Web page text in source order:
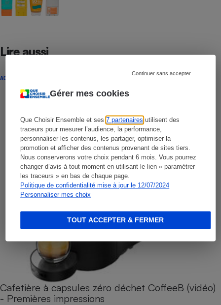
Gérer mes cookies
Que Choisir Ensemble et ses7 partenaires utilisent des
traceurs pour mesurer l’audience, la performance,
personnaliser les contenus, les partager, optimiser la
promotion et afficher des contenus provenant de sites tiers.
Nous conserverons votre choix pendant 6 mois. Vous pourrez
changer d’avis à tout moment en utilisant le lien « paramétrer
les traceurs » en bas de chaque page.
Politique de confidentialité mise à jour le 12/07/2024
Personnaliser mes choix
Continuer sans accepter
TOUT ACCEPTER & FERMER
Lire aussi
ACTUALITÉ
Cafetière à capsules zéro déchet CoffeeB (vidéo)
- Premières impressions